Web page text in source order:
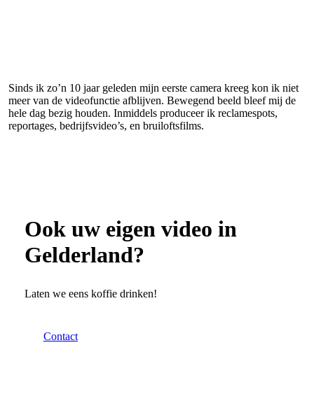
Sinds ik zo’n 10 jaar geleden mijn eerste camera kreeg kon ik niet
meer van de videofunctie afblijven. Bewegend beeld bleef mij de
hele dag bezig houden. Inmiddels produceer ik reclamespots,
reportages, bedrijfsvideo’s, en bruiloftsfilms.
Ook uw eigen video in
Gelderland?
Laten we eens koffie drinken!
Contact